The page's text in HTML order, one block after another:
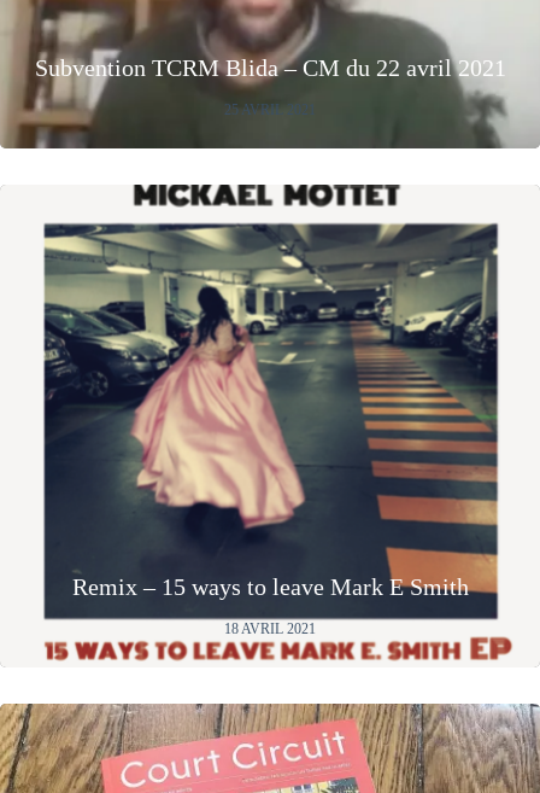
Subvention TCRM Blida – CM du 22 avril 2021
25 AVRIL 2021
Remix – 15 ways to leave Mark E Smith
18 AVRIL 2021